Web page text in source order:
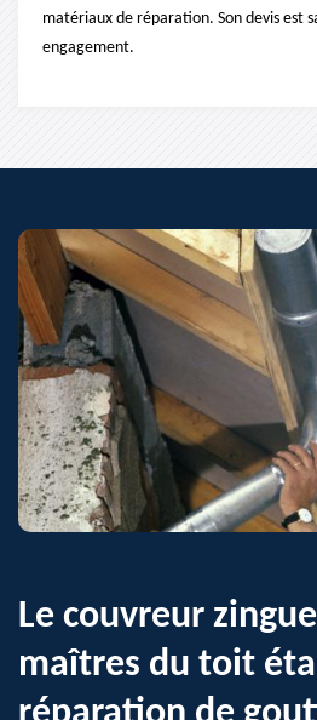
matériaux de réparation. Son devis est
engagement.
Le couvreur
maîtres du toit